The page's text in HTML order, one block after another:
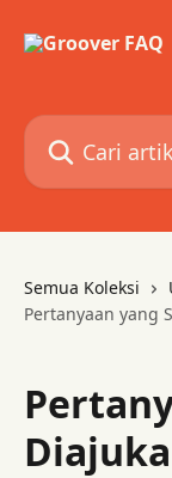
Cari artikel...
Semua Koleksi
Pertanyaan yang